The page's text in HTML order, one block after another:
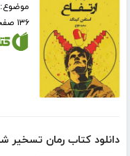
۱۳۶ صفحه
دانلود کتاب رمان تسخیر